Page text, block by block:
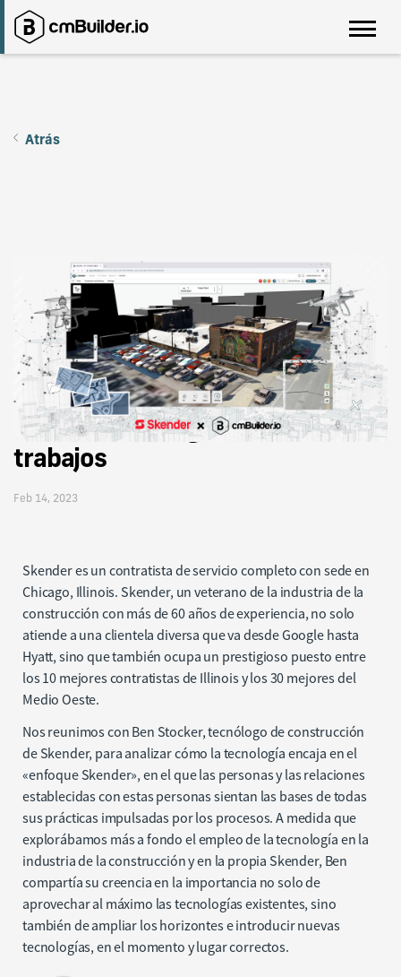
Atrás
Skender: ampliando los límites de
la innovación digital en todos los
trabajos
Feb 14, 2023
Skender es un contratista de servicio completo con sede en
Chicago, Illinois. Skender, un veterano de la industria de la
construcción con más de 60 años de experiencia, no solo
atiende a una clientela diversa que va desde Google hasta
Hyatt, sino que también ocupa un prestigioso puesto entre
los 10 mejores contratistas de Illinois y los 30 mejores del
Medio Oeste.
Nos reunimos con Ben Stocker, tecnólogo de construcción
de Skender, para analizar cómo la tecnología encaja en el
«enfoque Skender», en el que las personas y las relaciones
establecidas con estas personas sientan las bases de todas
sus prácticas impulsadas por los procesos. A medida que
explorábamos más a fondo el empleo de la tecnología en la
industria de la construcción y en la propia Skender, Ben
compartía su creencia en la importancia no solo de
aprovechar al máximo las tecnologías existentes, sino
también de ampliar los horizontes e introducir nuevas
tecnologías, en el momento y lugar correctos.